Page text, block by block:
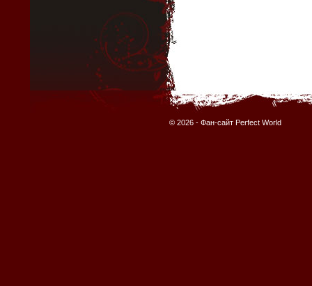
© 2026 - Фан-сайт Perfect World